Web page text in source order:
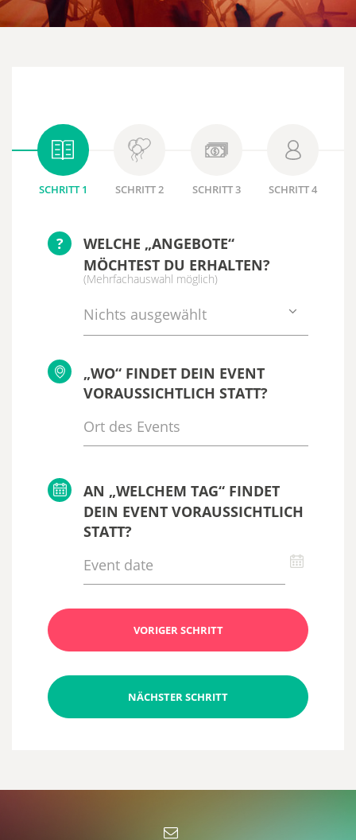
SCHRITT 1 SCHRITT 2 SCHRITT 3 SCHRITT 4
?
WELCHE „ANGEBOTE“
MÖCHTEST DU ERHALTEN?
(Mehrfachauswahl möglich)
Nichts ausgewählt
„WO“ FINDET DEIN EVENT
VORAUSSICHTLICH STATT?
AN „WELCHEM TAG“ FINDET
DEIN EVENT VORAUSSICHTLICH
STATT?
VORIGER SCHRITT
NÄCHSTER SCHRITT